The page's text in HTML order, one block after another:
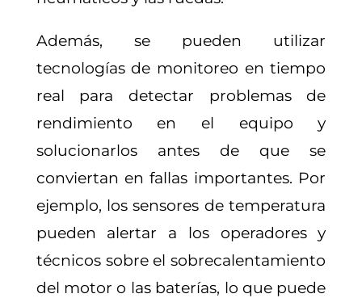
Además, se pueden utilizar
tecnologías de monitoreo en tiempo
real para detectar problemas de
rendimiento en el equipo y
solucionarlos antes de que se
conviertan en fallas importantes. Por
ejemplo, los sensores de temperatura
pueden alertar a los operadores y
técnicos sobre el sobrecalentamiento
del motor o las baterías, lo que puede